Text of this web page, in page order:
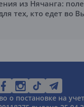
из Нячанга:
тех, кто едет во
о постановке на